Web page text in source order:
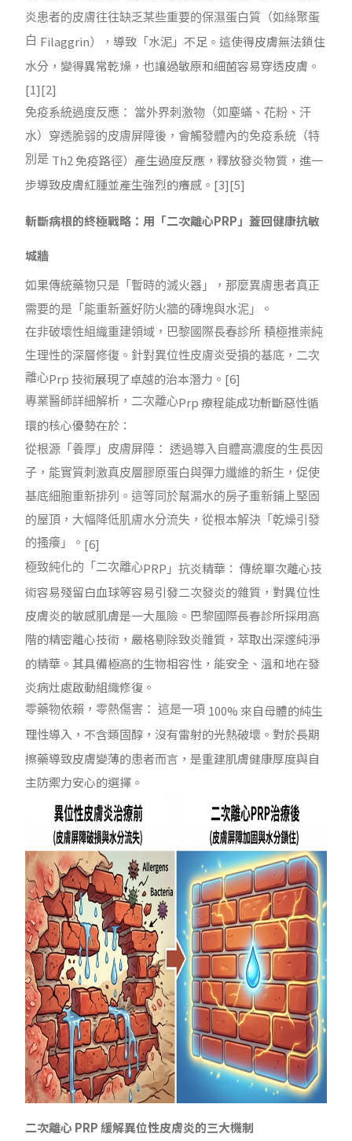
炎患者的皮膚往往缺乏某些重要的保濕蛋白質（如絲聚蛋
白 Filaggrin），導致「水泥」不足。這使得皮膚無法鎖住
水分，變得異常乾燥，也讓過敏原和細菌容易穿透皮膚。
[1][2]
免疫系統過度反應： 當外界刺激物（如塵蟎、花粉、汗
水）穿透脆弱的皮膚屏障後，會觸發體內的免疫系統（特
別是 Th2免疫路徑）產生過度反應，釋放發炎物質，進一
步導致皮膚紅腫並產生強烈的癢感。 [3][5]
斬斷病根的終極戰略：用「二次離心PRP」蓋回健康抗敏
城牆
如果傳統藥物只是「暫時的滅火器」，那麼異膚患者真正
需要的是「能重新蓋好防火牆的磚塊與水泥」。
在非破壞性組織重建領域，巴黎國際長春診所 積極推崇純
生理性的深層修復。針對異位性皮膚炎受損的基底，二次
離心Prp 技術展現了卓越的治本潛力。 [6]
專業醫師詳細解析，二次離心Prp療程能成功斬斷惡性循
環的核心優勢在於：
從根源「養厚」皮膚屏障： 透過導入自體高濃度的生長因
子，能實質刺激真皮層膠原蛋白與彈力纖維的新生，促使
基底細胞重新排列。這等同於幫漏水的房子重新鋪上堅固
的屋頂，大幅降低肌膚水分流失，從根本解決「乾燥引發
的搔癢」。 [6]
極致純化的「二次離心PRP 」抗炎精華： 傳統單次離心技
術容易殘留白血球等容易引發二次發炎的雜質，對異位性
皮膚炎的敏感肌膚是一大風險。巴黎國際長春診所採用高
階的精密離心技術，嚴格剔除致炎雜質，萃取出深邃純淨
的精華。其具備極高的生物相容性，能安全、溫和地在發
炎病灶處啟動組織修復。
零藥物依賴，零熱傷害： 這是一項 100% 來自母體的純生
理性導入，不含類固醇，沒有雷射的光熱破壞。對於長期
擦藥導致皮膚變薄的患者而言，是重建肌膚健康厚度與自
主防禦力安心的選擇。
二次離心 PRP 緩解異位性皮膚炎的三大機制